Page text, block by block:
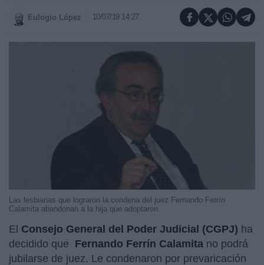
Eulogio López 10/07/19 14:27
Las lesbianas que lograron la condena del juez Fernando Ferrín
Calamita abandonan a la hija que adoptaron
El Consejo General del Poder Judicial (CGPJ) ha
decidido que Fernando Ferrín Calamita no podrá
jubilarse de juez. Le condenaron por prevaricación